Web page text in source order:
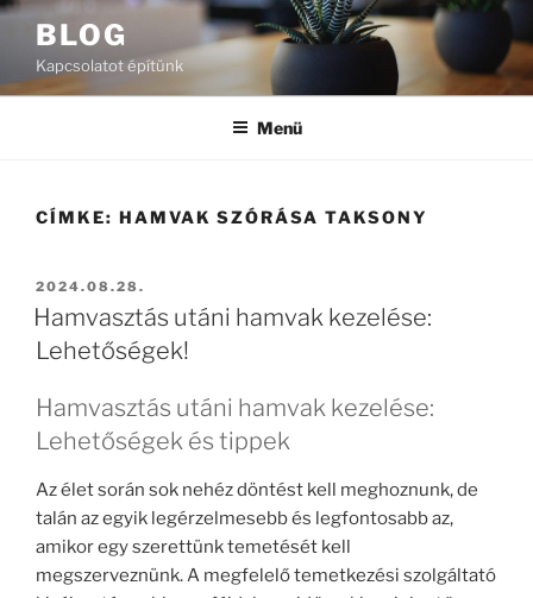
Tartalomhoz
BLOG
Kapcsolatot építünk
Menü
CÍMKE: HAMVAK SZÓRÁSA TAKSONY
BEKÜLDVE:
2024.08.28.
Hamvasztás utáni hamvak kezelése:
Lehetőségek!
Hamvasztás utáni hamvak kezelése:
Lehetőségek és tippek
Az élet során sok nehéz döntést kell meghoznunk, de
talán az egyik legérzelmesebb és legfontosabb az,
amikor egy szerettünk temetését kell
megszerveznünk. A megfelelő temetkezési szolgáltató